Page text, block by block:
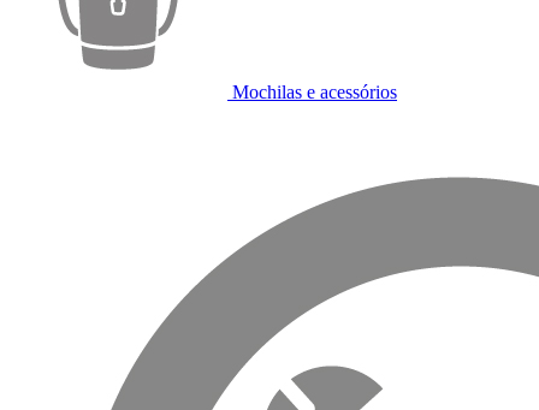
Mochilas e acessórios